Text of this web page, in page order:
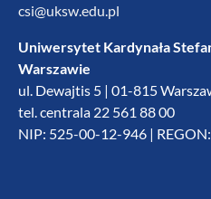
csi@uksw.edu.pl
Uniwersytet Kardynała
Warszawie
ul. Dewajtis 5 | 01-815
tel. centrala 22 561 88 00
NIP: 525-00-12-946 |